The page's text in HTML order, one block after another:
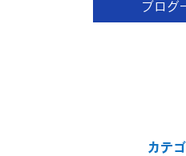
ブログ
カテ